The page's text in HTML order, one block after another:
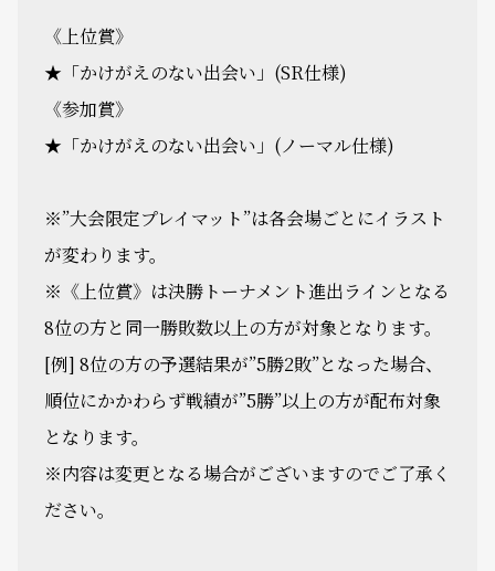
《上位賞》
★「かけがえのない出会い」(SR仕様)
《参加賞》
★「かけがえのない出会い」(ノーマル仕様)
※”大会限定プレイマット”は各会場ごとにイラスト
が変わります。
※《上位賞》は決勝トーナメント進出ラインとなる
8位の方と同一勝敗数以上の方が対象となります。
[例] 8位の方の予選結果が”5勝2敗”となった場合、
順位にかかわらず戦績が”5勝”以上の方が配布対象
となります。
※内容は変更となる場合がございますのでご了承く
ださい。